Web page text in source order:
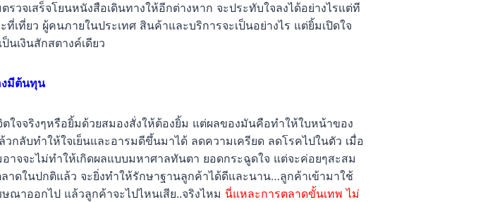
จเสร็จโยนหนังสือเดินทางให้อีกต่างหาก จะประทับใจลงได้อย่างไรแต่ที
ที่ยว ผู้คนภายในประเทศ สินค้าและบริการจะเป็นอย่างไร แต่ยิ้มเปิดใจ
นเงินสักสตางค์เดียว
งมีต้นทุน
ใจจริงๆหรือยิ้มด้วยสมองสั่งให้ต้องยิ้ม แต่ผลของมันคือทำให้ใบหน้าของ
ลับทำให้ใจเย็นและอารมดีขึ้นมาได้ ลดความเครียด ลดโรคไปในตัว เมื่อ
จจะไม่ทำให้เกิดผลแบบมหาศาลทันตา ยอดกระฉูดใจ แต่จะค่อยๆสะสม
ดในปกติแล้ว จะยิ่งทำให้รักษาฐานลูกค้าได้ดีและนาน…ลูกค้าเข้ามาใช้
าออกไป แล้วลูกค้าจะไปไหนเสีย..จริงไหม นี่แหละการตลาดขั้นเทพ ไม่